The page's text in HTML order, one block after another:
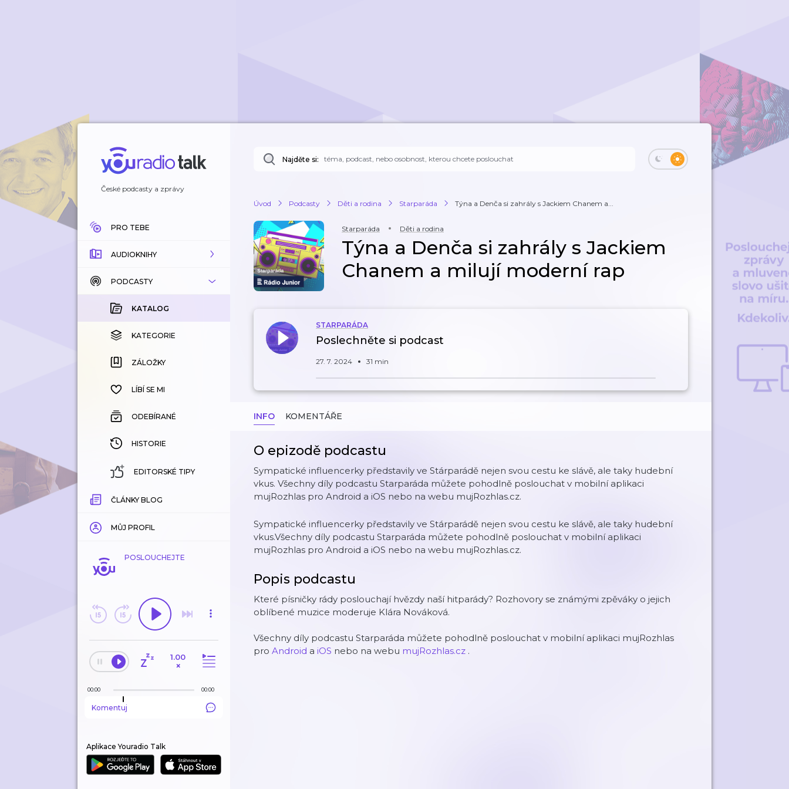
České podcasty a zprávy
PRO TEBE
AUDIOKNIHY
KATALOG
KOUPENÉ
KATEGORIE
ZÁLOŽKY
HISTORIE
PODCASTY
KATALOG
KATEGORIE
ZÁLOŽKY
LÍBÍ SE MI
ODEBÍRANÉ
HISTORIE
EDITORSKÉ TIPY
ČLÁNKY BLOG
MŮJ PROFIL
POSLOUCHEJTE
1.00
×
00:00 00:00
Komentuj
Aplikace Youradio Talk
Najděte si:
Úvod Podcasty Děti a rodina Starparáda Týna a Denča si zahrály s Jackiem Chanem a...
Starparáda Děti a rodina
Týna a Denča si zahrály s Jackiem
Chanem a milují moderní rap
STARPARÁDA
Poslechněte si podcast
27. 7. 2024 31 min
INFO KOMENTÁŘE
O epizodě podcastu
Sympatické influencerky představily ve Stárparádě nejen svou cestu ke slávě, ale taky hudební
vkus. Všechny díly podcastu Starparáda můžete pohodlně poslouchat v mobilní aplikaci
mujRozhlas pro Android a iOS nebo na webu mujRozhlas.cz.
Sympatické influencerky představily ve Stárparádě nejen svou cestu ke slávě, ale taky hudební
vkus.Všechny díly podcastu Starparáda můžete pohodlně poslouchat v mobilní aplikaci
mujRozhlas pro Android a iOS nebo na webu mujRozhlas.cz.
Popis podcastu
Které písničky rády poslouchají hvězdy naší hitparády? Rozhovory se známými zpěváky o jejich
oblíbené muzice moderuje Klára Nováková.
Všechny díly podcastu Starparáda můžete pohodlně poslouchat v mobilní aplikaci mujRozhlas
pro Android a iOS nebo na webu mujRozhlas.cz .